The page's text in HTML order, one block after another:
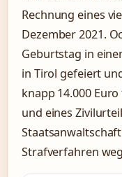
Rechnung eines
Dezember 2021.
Geburtstag in
in Tirol gefeiert
knapp 14.000
und eines
Strafverfahren